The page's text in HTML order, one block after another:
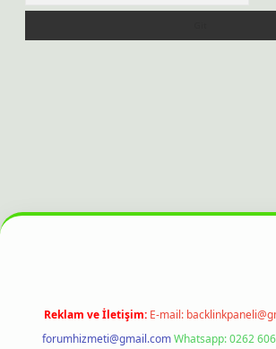
bahis sitesi
Reklam ve İletişim: E-mail:
forumhizmeti@gmail.comWhatsapp: 0262